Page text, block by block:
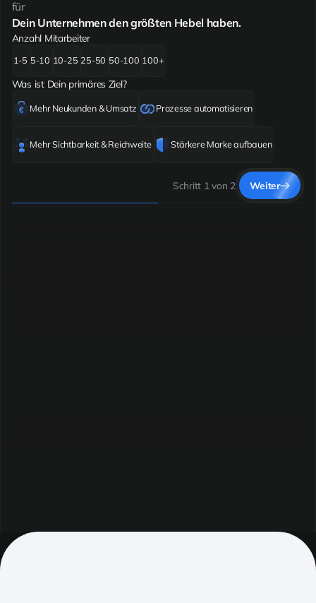
für
Dein Unternehmen den größten Hebel haben.
Anzahl Mitarbeiter
1-5 5-10 10-25 25-50 50-100 100+
Was ist Dein primäres Ziel?
Mehr Neukunden & Umsatz Prozesse automatisieren
Mehr Sichtbarkeit & Reichweite Stärkere Marke aufbauen
Schritt 1 von 2 Weiter